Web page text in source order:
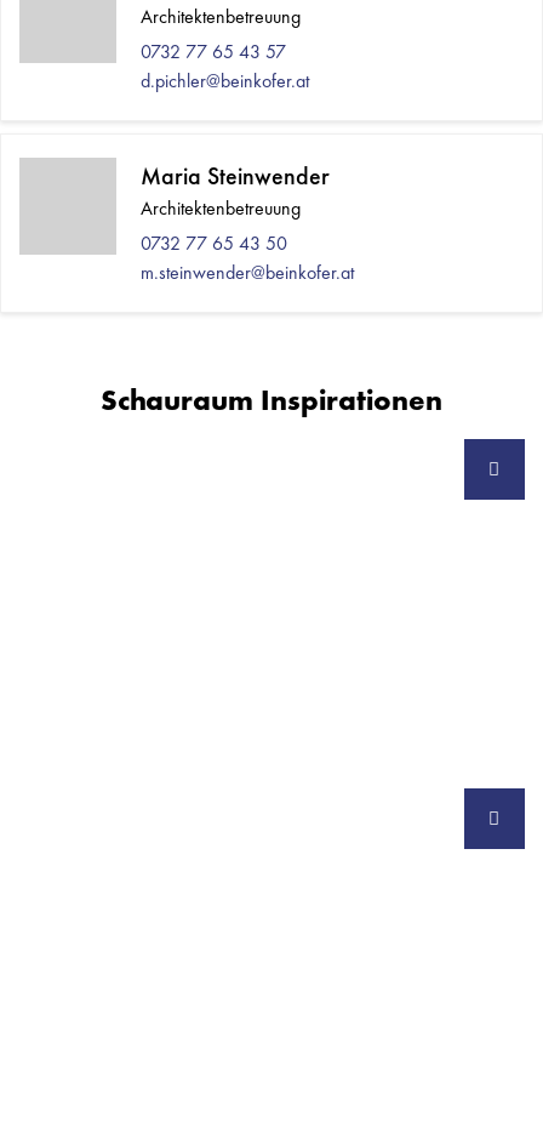
Architektenbetreuung
0732 77 65 43 57
d.pichler@beinkofer.at
Maria Steinwender
Architektenbetreuung
0732 77 65 43 50
m.steinwender@beinkofer.at
Schauraum Inspirationen